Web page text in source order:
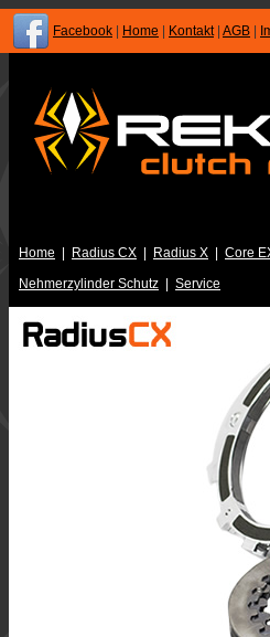
Facebook Home Kontakt| AGB
Home Radius CX Radius X Core
Nehmerzylinder Schutz
Service